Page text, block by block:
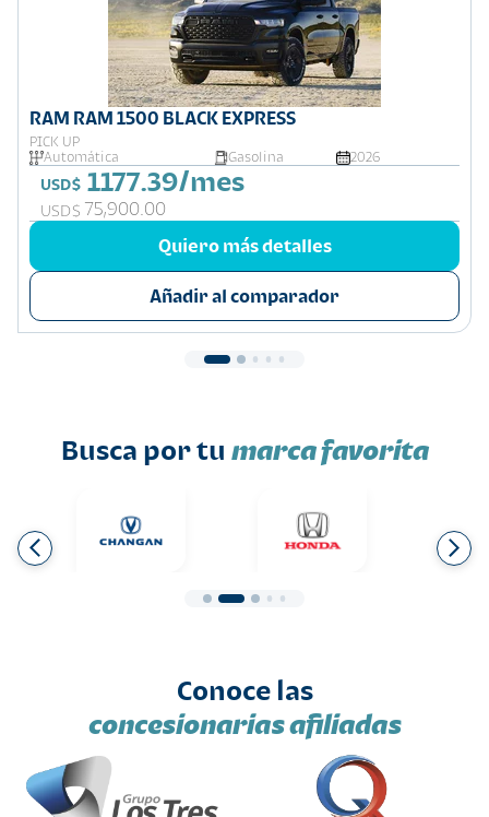
RAM RAM 1500 BLACK EXPRESS
PICK UP
Automática
Gasolina 2026
USD$ 1177.39/mes
USD$ 75,900.00
Quiero más detalles
Añadir al comparador
Busca por tu marca favorita
Conoce las
concesionarias afiliadas